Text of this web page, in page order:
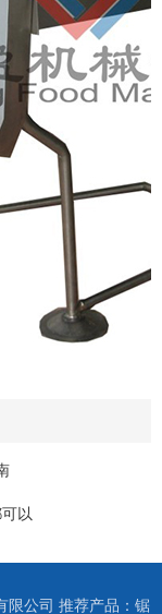
以
公司 推荐产品： 锯